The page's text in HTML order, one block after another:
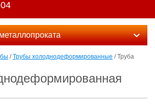
/Трубы холоднодеформированные / Труба